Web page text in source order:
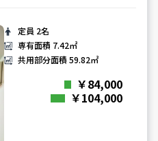
定員 2名
専有面積 7.42㎡
共用部分面積59.82㎡
￥84,000
￥104,000